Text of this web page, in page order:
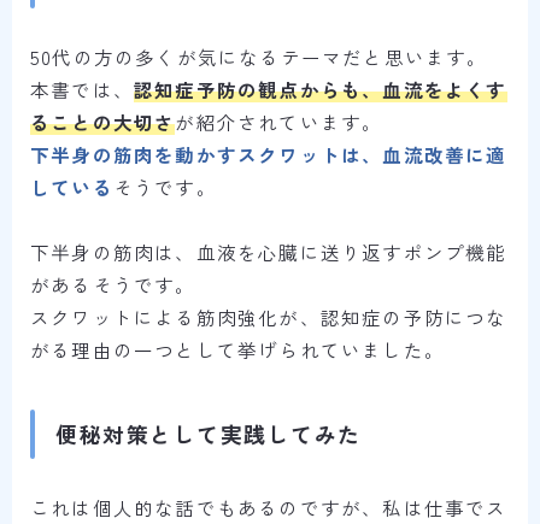
50代の方の多くが気になるテーマだと思います。
本書では、 認知症予防の観点からも、血流をよくす
ることの大切さが紹介されています。
下半身の筋肉を動かすスクワットは、血流改善に適
している そうです。
下半身の筋肉は、血液を心臓に送り返すポンプ機能
があるそうです。
スクワットによる筋肉強化が、認知症の予防につな
がる理由の一つとして挙げられていました。
便秘対策として実践してみた
これは個人的な話でもあるのですが、私は仕事でス